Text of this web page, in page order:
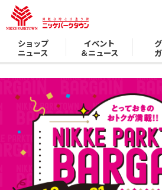
ショップ
ニュース
イベント
＆ニュース